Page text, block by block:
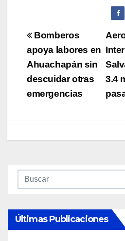
Navegación
de
entradas
3.4
Bomberos
apoya labores en
Ahuachapán sin
descuidar otras
emergencias
Últimas Publicaciones